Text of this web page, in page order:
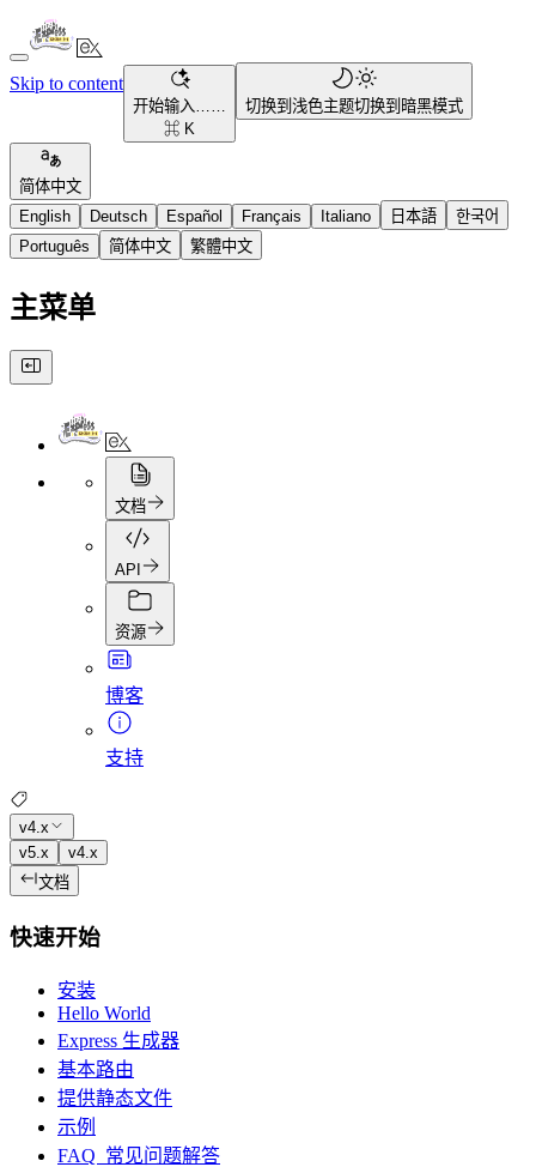
Skip to content
开始输入……
⌘ K
切换到浅色主题切换到暗黑模式
简体中文
English
Deutsch Español Français Italiano 日本語
한국어
Português
简体中文 繁體中文
主菜单
文档
API
资源
博客
支持
v4.x
v5.x
v4.x
文档
快速开始
安装
Hello World
Express 生成器
基本路由
提供静态文件
示例
FAQ 常见问题解答